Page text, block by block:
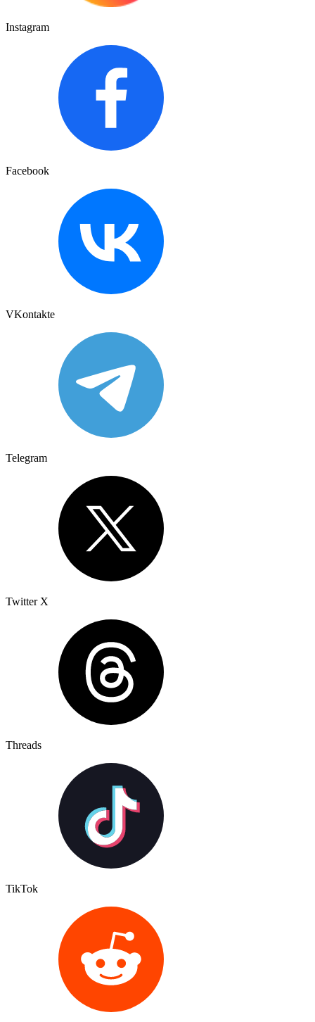
Instagram
Facebook
VKontakte
Telegram
Twitter X
Threads
TikTok